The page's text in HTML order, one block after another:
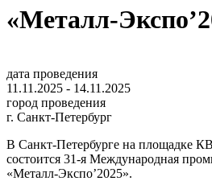
«Металл-
дата проведения
11.11.2025 - 14.11.2025
город проведения
г. Санкт-Петербург
В Санкт-Петербурге на площадке
состоится 31-я Международная
«Металл-Экспо’2025».